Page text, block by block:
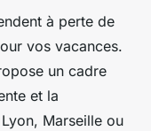
à perte de
vos vacances.
un cadre
et la
Marseille ou